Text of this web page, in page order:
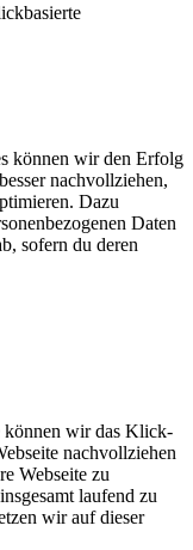
können wir den Erfolg
nachvollziehen,
Dazu
Daten
sofern du deren
können wir das Klick-
nachvollziehen
Webseite zu
laufend zu
wir auf dieser